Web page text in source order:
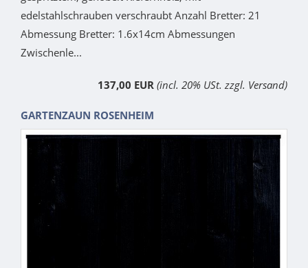
edelstahlschrauben verschraubt Anzahl Bretter: 21
Abmessung Bretter: 1.6x14cm Abmessungen
Zwischenle...
137,00 EUR (incl. 20% USt. zzgl. Versand)
GARTENZAUN ROSENHEIM